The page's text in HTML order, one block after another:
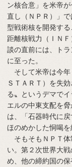
ン核合意」を米帝
直し（ＮＰＲ）」
型戦術核を開発す
距離核戦力（ＩＮ
談の直前には、ト
に至った。
そして米帝は今年
ＳＴＡＲＴ）を失
る〟というデマで
エルの中東支配を
は、「石器時代に
ほのめかした恫喝を
そもそもＮＰＴ体
い。第２次世界大
め、他の締約国の